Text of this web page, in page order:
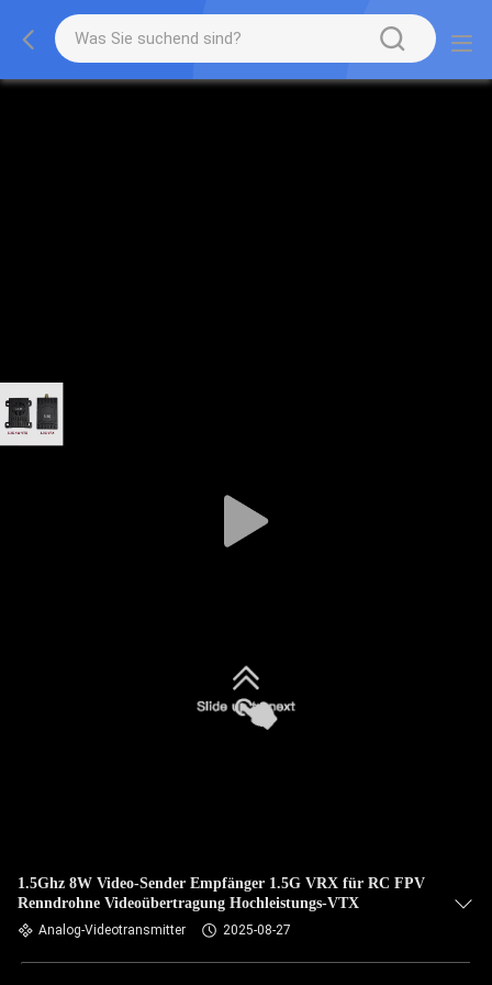
1.5Ghz 8W Video-Sender Empfänger 1.5G VRX für RC FPV
Renndrohne Videoübertragung Hochleistungs-VTX
Analog-Videotransmitter 2025-08-27